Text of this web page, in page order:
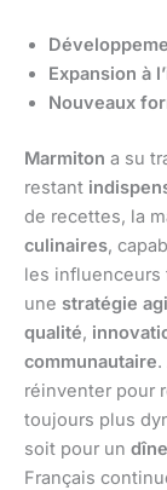
Expansion à
Nouveaux
Marmiton a su
restant
de recettes, la
culinaires,
les influenceurs
une stratégie
qualité,
communautaire.
réinventer pour
toujours plus
soit pour un
Français